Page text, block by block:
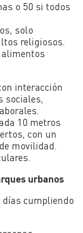
o 50 si todos
solo
religiosos.
interacción
sociales,
10 metros
con un
movilidad.
urbanos
cumpliendo